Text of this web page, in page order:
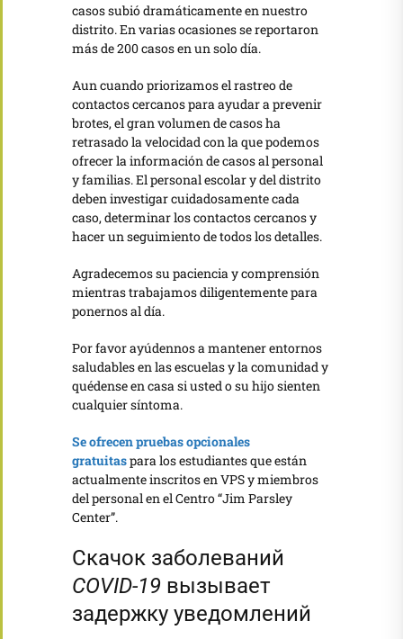
casos subió dramáticamente en nuestro
distrito. En varias ocasiones se reportaron
más de 200 casos en un solo día.
Aun cuando priorizamos el rastreo de
contactos cercanos para ayudar a prevenir
brotes, el gran volumen de casos ha
retrasado la velocidad con la que podemos
ofrecer la información de casos al personal
y familias. El personal escolar y del distrito
deben investigar cuidadosamente cada
caso, determinar los contactos cercanos y
hacer un seguimiento de todos los detalles.
Agradecemos su paciencia y comprensión
mientras trabajamos diligentemente para
ponernos al día.
Por favor ayúdennos a mantener entornos
saludables en las escuelas y la comunidad y
quédense en casa si usted o su hijo sienten
cualquier síntoma.
Se ofrecen pruebas opcionales
gratuitaspara los estudiantes que están
actualmente inscritos en VPS y miembros
del personal en el Centro “Jim Parsley
Center”.
Скачок заболеваний
COVID-19 вызывает
задержку уведомлений